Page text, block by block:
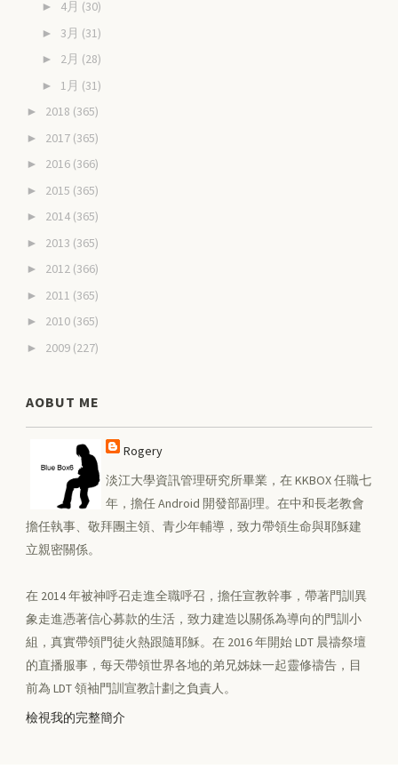
► 4月 (30)
► 3月 (31)
► 2月 (28)
► 1月 (31)
► 2018 (365)
► 2017 (365)
► 2016 (366)
► 2015 (365)
► 2014 (365)
► 2013 (365)
► 2012 (366)
► 2011 (365)
► 2010 (365)
► 2009 (227)
AOBUT ME
Rogery
淡江大學資訊管理研究所畢業，在 KKBOX 任職七
年，擔任 Android 開發部副理。在中和長老教會
擔任執事、敬拜團主領、青少年輔導，致力帶領生命與耶穌建
立親密關係。
在 2014 年被神呼召走進全職呼召，擔任宣教幹事，帶著門訓異
象走進憑著信心募款的生活，致力建造以關係為導向的門訓小
組，真實帶領門徒火熱跟隨耶穌。在 2016 年開始 LDT 晨禱祭壇
的直播服事，每天帶領世界各地的弟兄姊妹一起靈修禱告，目
前為 LDT 領袖門訓宣教計劃之負責人。
檢視我的完整簡介